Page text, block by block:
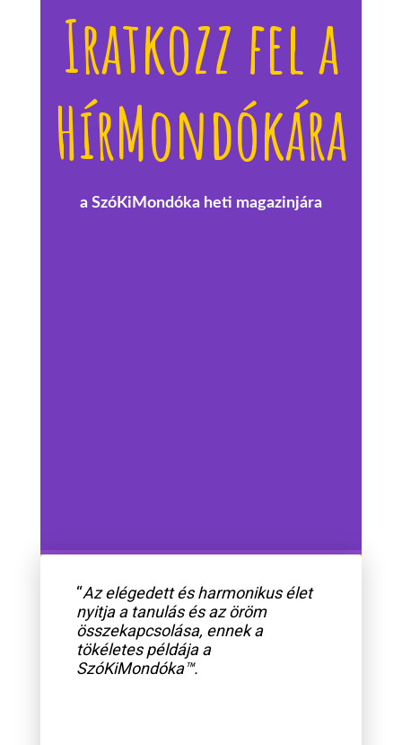
Iratkozz fel a
HírMondókára
a SzóKiMondóka heti magazinjára
“Az elégedett és harmonikus élet
nyitja a tanulás és az öröm
összekapcsolása, ennek a
tökéletes példája a
SzóKiMondóka™.